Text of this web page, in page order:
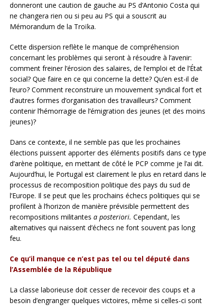
donneront une caution de gauche au PS d’Antonio Costa qui
ne changera rien ou si peu au PS qui a souscrit au
Mémorandum de la Troïka.
Cette dispersion reflète le manque de compréhension
concernant les problèmes qui seront à résoudre à l’avenir:
comment freiner l’érosion des salaires, de l’emploi et de l’État
social? Que faire en ce qui concerne la dette? Qu’en est-il de
l’euro? Comment reconstruire un mouvement syndical fort et
d’autres formes d’organisation des travailleurs? Comment
contenir l’hémorragie de l’émigration des jeunes (et des moins
jeunes)?
Dans ce contexte, il ne semble pas que les prochaines
élections puissent apporter des éléments positifs dans ce type
d’arène politique, en mettant de côté le PCP comme je l’ai dit.
Aujourd’hui, le Portugal est clairement le plus en retard dans le
processus de recomposition politique des pays du sud de
l’Europe. Il se peut que les prochains échecs politiques qui se
profilent à l’horizon de manière prévisible permettent des
recompositions militantes a posteriori. Cependant, les
alternatives qui naissent d’échecs ne font souvent pas long
feu.
Ce qu’il manque ce n’est pas tel ou tel député dans
l’Assemblée de la République
La classe laborieuse doit cesser de recevoir des coups et a
besoin d’engranger quelques victoires, même si celles-ci sont